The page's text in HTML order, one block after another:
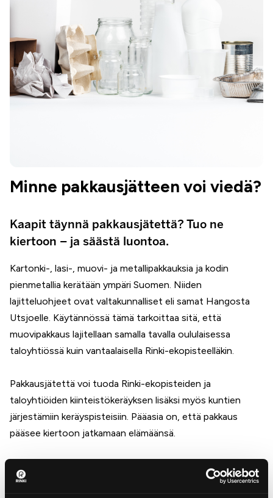
Minne pakkausjätteen voi viedä?
Kaapit täynnä pakkausjätettä? Tuo ne
kiertoon – ja säästä luontoa.
Kartonki-, lasi-, muovi- ja metallipakkauksia ja kodin
pienmetallia kerätään ympäri Suomen. Niiden
lajitteluohjeet ovat valtakunnalliset eli samat Hangosta
Utsjoelle. Käytännössä tämä tarkoittaa sitä, että
muovipakkaus lajitellaan samalla tavalla oululaisessa
taloyhtiössä kuin vantaalaisella Rinki-ekopisteelläkin.
Pakkausjätettä voi tuoda Rinki-ekopisteiden ja
taloyhtiöiden kiinteistökeräyksen lisäksi myös kuntien
järjestämiin keräyspisteisiin. Pääasia on, että pakkaus
pääsee kiertoon jatkamaan elämäänsä.
Kierrätys.infosta.